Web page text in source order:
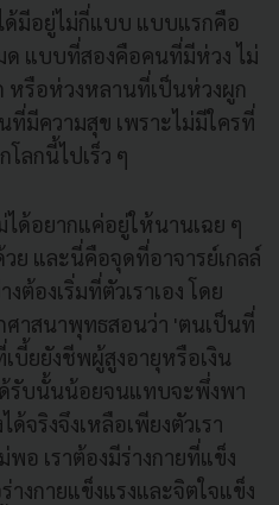
ด้มีอยู่ไม่กี่แบบ แบบแรกคือ
ด แบบที่สองคือคนที่มีห่วง ไม่
หรือห่วงหลานที่เป็นห่วงผูก
มีความสุข เพราะไม่มีใครที่
ลกนี้ไปเร็ว ๆ
ด้อยากแค่อยู่ให้นานเฉย ๆ
และนี่คือจุดที่อาจารย์เกลล์
ต้องเริ่มที่ตัวเราเอง โดย
ศาสนาพุทธสอนว่า 'ตนเป็นที่
บี้ยยังชีพผู้สูงอายุหรือเงิน
รับนั้นน้อยจนแทบจะพึ่งพา
จริงจึงเหลือเพียงตัวเรา
อ เราต้องมีร่างกายที่แข็ง
างกายแข็งแรงและจิตใจแข็ง